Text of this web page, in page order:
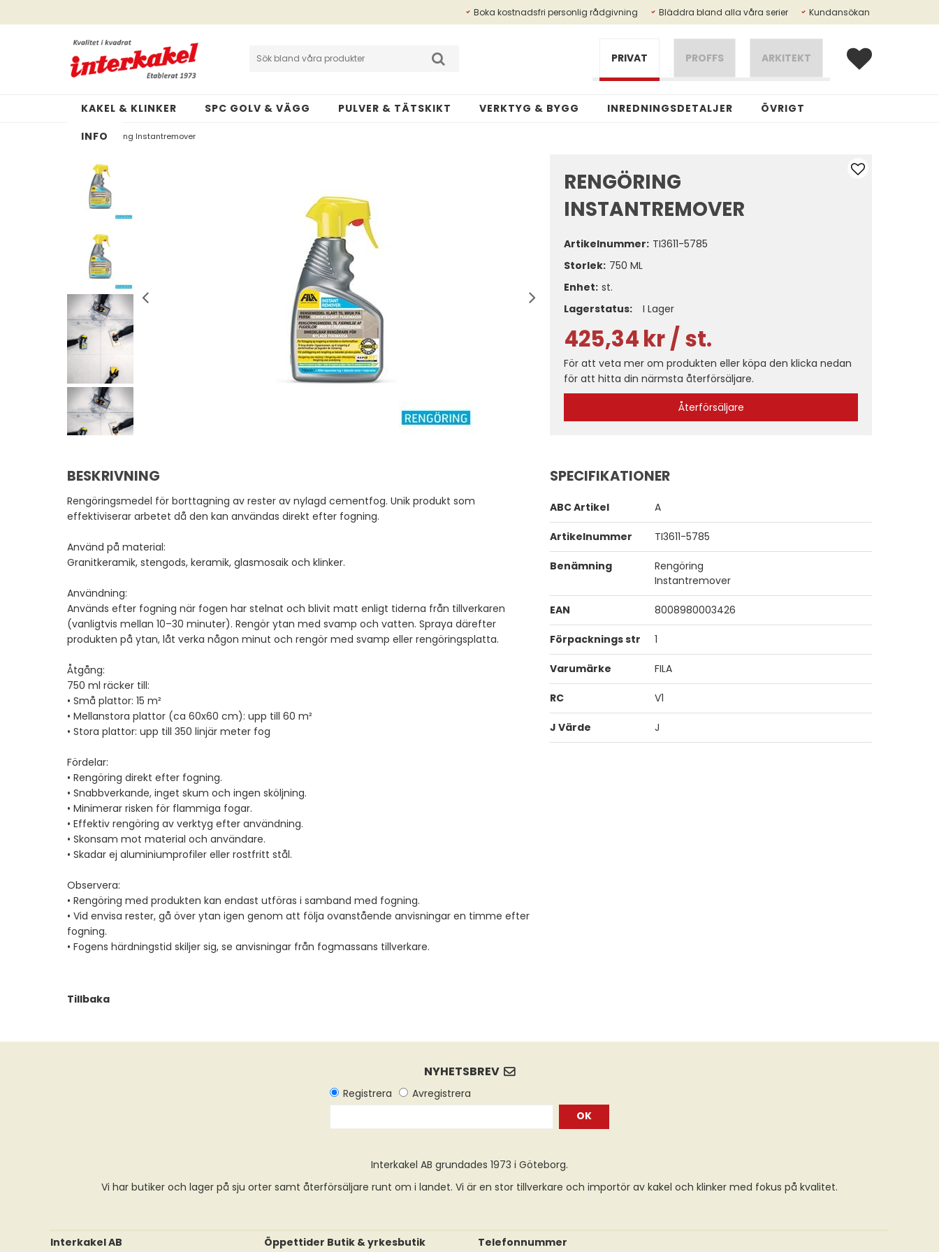
Boka kostnadsfri personlig rådgivning Bläddra bland alla våra serier Kundansökan
KAKEL & KLINKER SPC GOLV & VÄGG PULVER & TÄTSKIKT VERKTYG & BYGG INREDNINGSDETALJER
ÖVRIGT
INFO
PRIVAT PROFFS ARKITEKT
> Rengöring Instantremover
RENGÖRING
INSTANTREMOVER
Artikelnummer: TI3611-5785
Storlek 750 ML
Enhet: st.
Lagerstatus:
I Lager
425,34kr/ st.
För att veta mer om produkten eller köpa den klicka nedan
för att hitta din närmsta återförsäljare.
Återförsäljare
BESKRIVNING
Rengöringsmedel för borttagning av rester av nylagd cementfog. Unik produkt som
effektiviserar arbetet då den kan användas direkt efter fogning.
Använd på material:
Granitkeramik, stengods, keramik, glasmosaik och klinker.
Användning:
Används efter fogning när fogen har stelnat och blivit matt enligt tiderna från tillverkaren
(vanligtvis mellan 10–30 minuter). Rengör ytan med svamp och vatten. Spraya därefter
produkten på ytan, låt verka någon minut och rengör med svamp eller rengöringsplatta.
Åtgång:
750 ml räcker till:
• Små plattor: 15 m²
• Mellanstora plattor (ca 60x60 cm): upp till 60 m²
• Stora plattor: upp till 350 linjär meter fog
Fördelar:
• Rengöring direkt efter fogning.
• Snabbverkande, inget skum och ingen sköljning.
• Minimerar risken för flammiga fogar.
• Effektiv rengöring av verktyg efter användning.
• Skonsam mot material och användare.
• Skadar ej aluminiumprofiler eller rostfritt stål.
Observera:
• Rengöring med produkten kan endast utföras i samband med fogning.
• Vid envisa rester, gå över ytan igen genom att följa ovanstående anvisningar en timme efter
fogning.
• Fogens härdningstid skiljer sig, se anvisningar från fogmassans tillverkare.
SPECIFIKATIONER
ABC Artikel A
Artikelnummer TI3611-5785
Benämning
Rengöring
Instantremover
EAN 8008980003426
Förpacknings str 1
Varumärke FILA
RC V1
J Värde J
Tillbaka
OK
Interkakel AB grundades 1973 i Göteborg.
Vi har butiker och lager på sju orter samt återförsäljare runt om i landet. Vi är en stor tillverkare och importör av kakel och klinker med fokus på kvalitet.
Interkakel AB
Öppettider Butik & yrkesbutik
Telefonnummer